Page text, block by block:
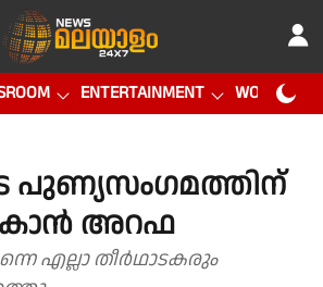
ENTERTAINMENT WORLD CUP
പുണ്യസംഗമത്തിന്
അറഫ
എല്ലാ തീർഥാടകരും